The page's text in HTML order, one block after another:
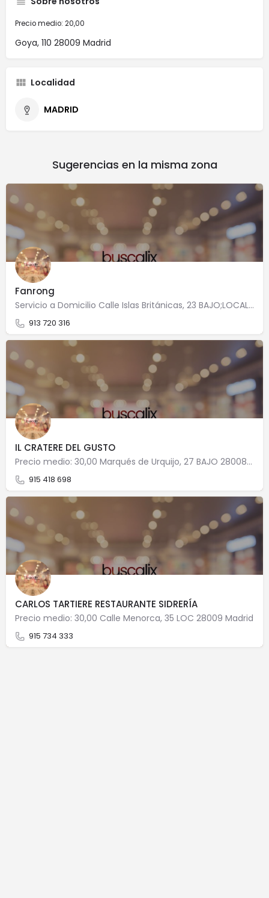
Precio medio: 20,00
Goya, 110 28009 Madrid
Localidad
MADRID
Sugerencias en la misma zona
Fanrong
Servicio a Domicilio Calle Islas Británicas, 23 BAJO;LOCAL 28034 Madrid
913 720 316
IL CRATERE DEL GUSTO
Precio medio: 30,00 Marqués de Urquijo, 27 BAJO 28008 Madrid
915 418 698
CARLOS TARTIERE RESTAURANTE SIDRERÍA
Precio medio: 30,00 Calle Menorca, 35 LOC 28009 Madrid
915 734 333